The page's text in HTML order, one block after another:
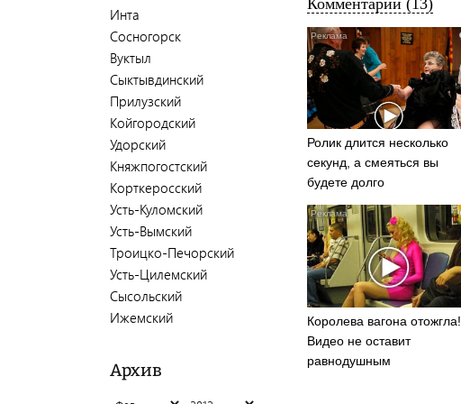
Инта
Сосногорск
Вуктыл
Сыктывдинский
Прилузский
Койгородский
Удорский
Княжпогостский
Корткеросский
Усть-Куломский
Усть-Вымский
Троицко-Печорский
Усть-Цилемский
Сысольский
Ижемский
Архив
Комментарии (13)
Ролик длится несколько
секунд, а смеяться вы
будете долго
Королева вагона отожгла!
Видео не оставит
равнодушным